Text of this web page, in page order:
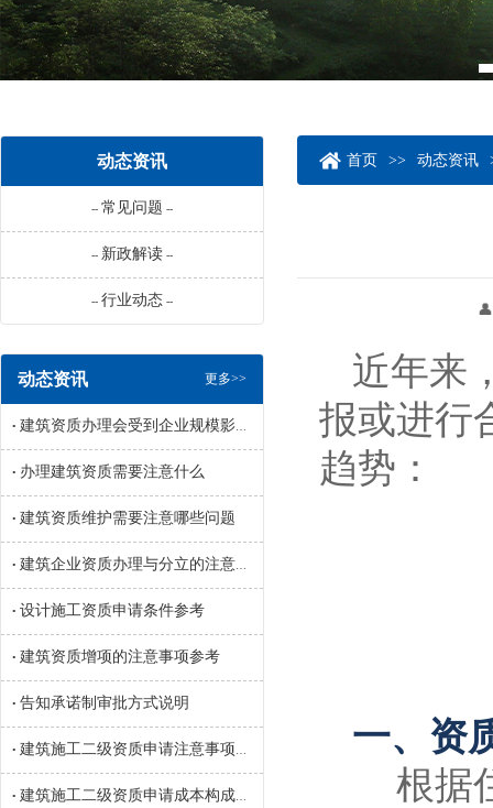
动态资讯
-- 常见问题 --
-- 新政解读 --
-- 行业动态 --
动态资讯 更多>>
• 建筑资质办理会受到企业规模影响吗
• 办理建筑资质需要注意什么
• 建筑资质维护需要注意哪些问题
• 建筑企业资质办理与分立的注意事项参考
• 设计施工资质申请条件参考
• 建筑资质增项的注意事项参考
• 告知承诺制审批方式说明
• 建筑施工二级资质申请注意事项参考
• 建筑施工二级资质申请成本构成参考
首页 >> 动态资讯
👤 来源：辽宁
近年来
报或进行
趋势：
一、资
根据住